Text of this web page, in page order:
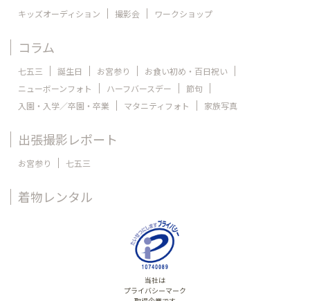
キッズオーディション 撮影会 ワークショップ
コラム
七五三 誕生日 お宮参り
お食い初め・百日祝い
ニューボーンフォト
ハーフバースデー
節句
入園・入学／卒園・卒業
マタニティフォト 家族写真
出張撮影レポート
お宮参り 七五三
着物レンタル
当社は
プライバシーマーク